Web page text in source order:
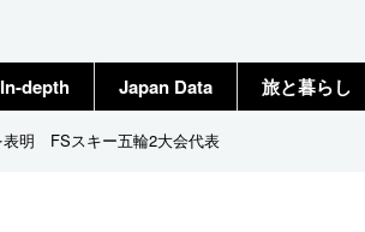
In-depth Japan Data 旅と暮らし
表明 FSスキー五輪2大会代表